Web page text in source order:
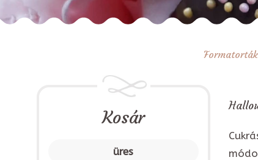
Formatorták
Kosár
üres